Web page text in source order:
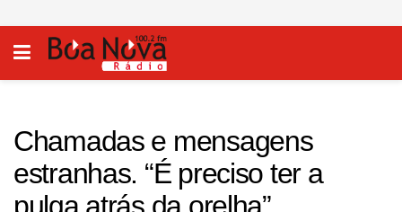
Chamadas e mensagens
estranhas. “É preciso ter a